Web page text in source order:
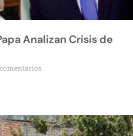
Analizan Crisis de